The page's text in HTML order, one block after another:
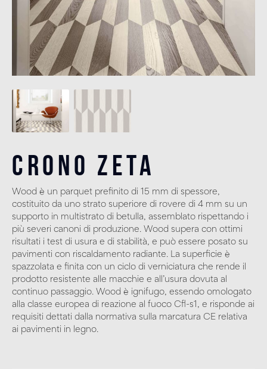
Crono Zeta
Wood è un parquet prefinito di 15 mm di spessore,
costituito da uno strato superiore di rovere di 4 mm su un
supporto in multistrato di betulla, assemblato rispettando i
più severi canoni di produzione. Wood supera con ottimi
risultati i test di usura e di stabilità, e può essere posato su
pavimenti con riscaldamento radiante. La superficie è
spazzolata e finita con un ciclo di verniciatura che rende il
prodotto resistente alle macchie e all’usura dovuta al
continuo passaggio. Wood è ignifugo, essendo omologato
alla classe europea di reazione al fuoco Cfl-s1, e risponde ai
requisiti dettati dalla normativa sulla marcatura CE relativa
ai pavimenti in legno.